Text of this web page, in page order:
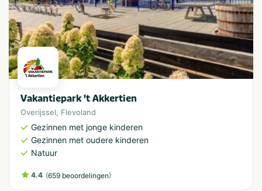
Vakantiepark 't Akkertien
Overijssel, Flevoland
Gezinnen met jonge kinderen
Gezinnen met oudere kinderen
Natuur
4.4 (659 beoordelingen)